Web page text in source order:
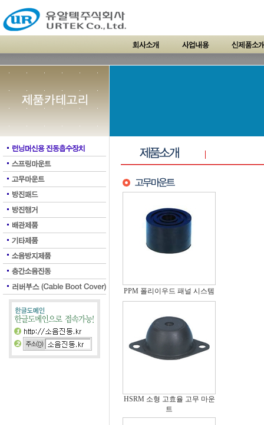
PPM 폴리이우드 패널 시스템
HSRM 소형 고효율 고무 마운
트